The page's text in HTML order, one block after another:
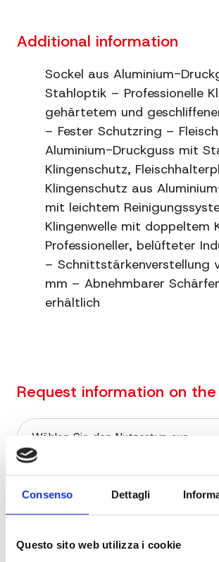
Consenso Dettagli
Questo sito web utilizza i cookie
Schneidkapazität
Nettogewicht
Bruttogewicht
Schärfer Amovibile
Zusätzliche
Informationen
Additional information
Sockel aus Aluminium-
Stahloptik – Professionelle
gehärtetem und
– Fester Schutzring –
Aluminium-Druckguss mit
Klingenschutz,
Klingenschutz aus
mit leichtem
Klingenwelle mit doppeltem
Professioneller, belüfteter
– Schnittstärkenverstellung
mm – Abnehmbarer
erhältlich
Request information on